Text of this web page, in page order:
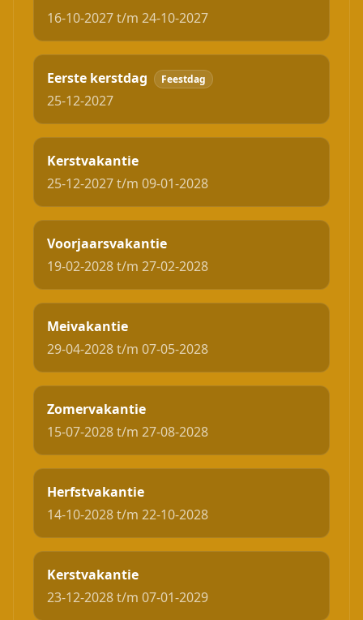
16-10-2027 t/m 24-10-2027
Eerste kerstdag Feestdag
25-12-2027
Kerstvakantie
25-12-2027 t/m 09-01-2028
Voorjaarsvakantie
19-02-2028 t/m 27-02-2028
Meivakantie
29-04-2028 t/m 07-05-2028
Zomervakantie
15-07-2028 t/m 27-08-2028
Herfstvakantie
14-10-2028 t/m 22-10-2028
Kerstvakantie
23-12-2028 t/m 07-01-2029